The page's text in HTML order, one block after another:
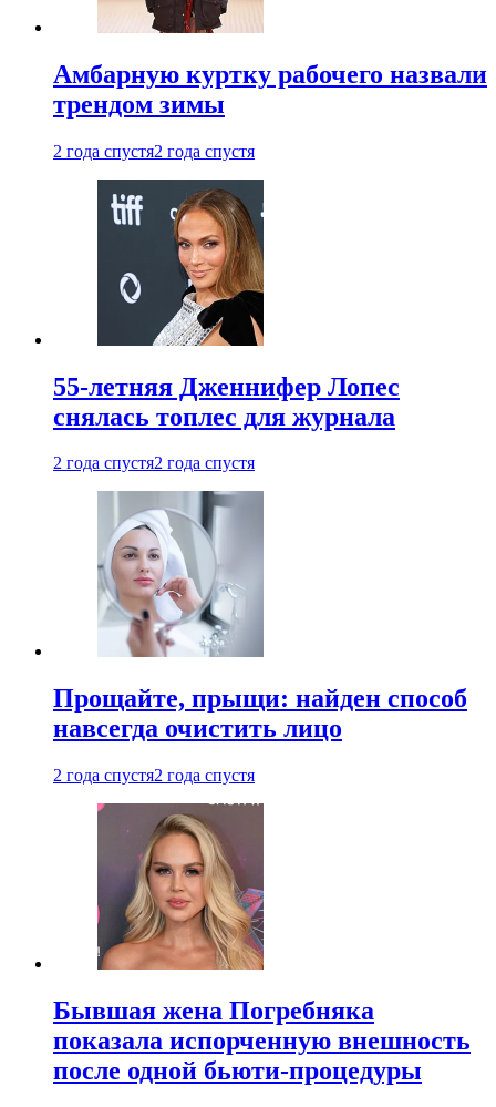
Амбарную куртку рабочего назвали
трендом зимы
2 года спустя2 года спустя
55-летняя Дженнифер Лопес
снялась топлес для журнала
2 года спустя2 года спустя
Прощайте, прыщи: найден способ
навсегда очистить лицо
2 года спустя2 года спустя
Бывшая жена Погребняка
показала испорченную внешность
после одной бьюти-процедуры